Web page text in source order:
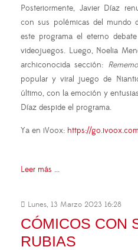
Posteriormente, Javier Díaz
con sus polémicas del mundo
este programa el eterno
videojuegos. Luego, Noelia
archiconocida sección:
popular y viral juego de
último, con la emoción y
Díaz despide el programa.
Ya en iVoox: https://
Leer más ...
Lunes, 13 Marzo 2023 16:28
CÓMICOS CON
RUBIAS